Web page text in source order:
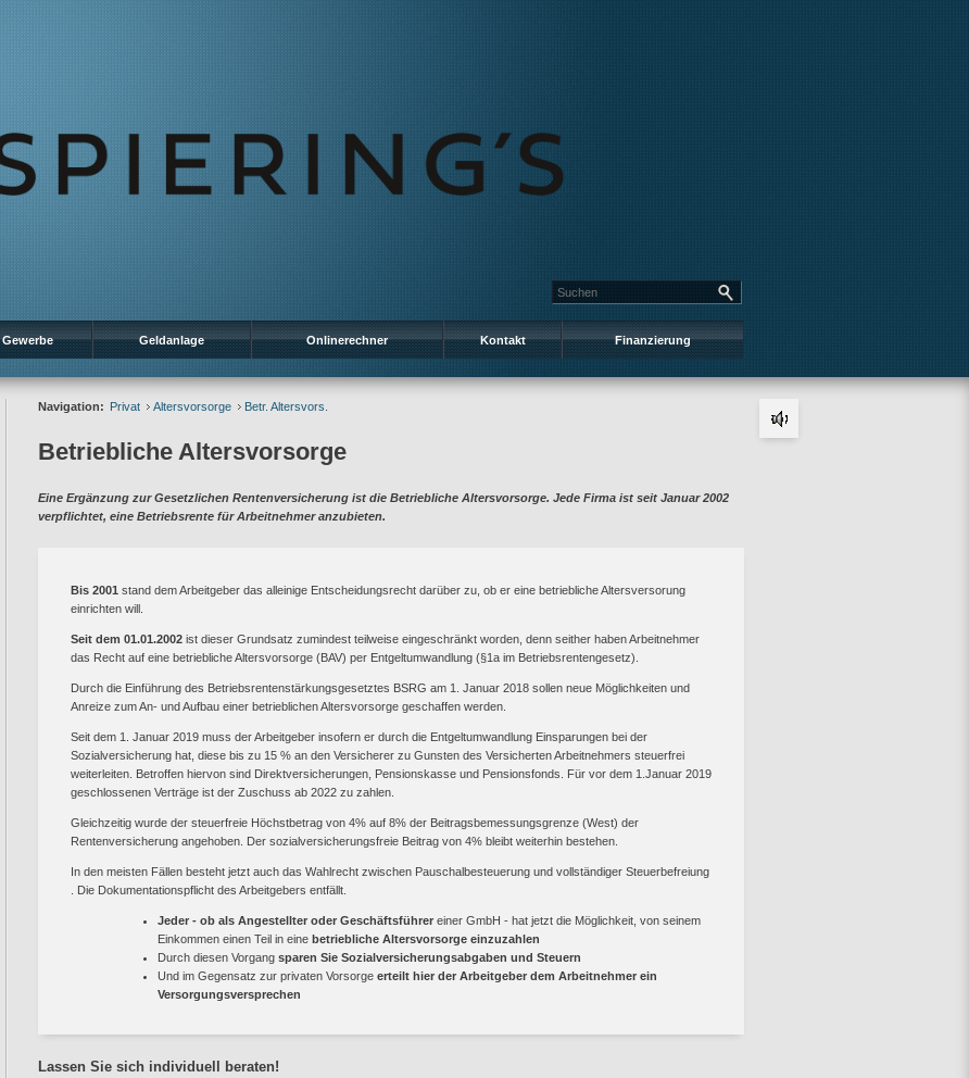
Gewerbe Geldanlage Onlinerechner Kontakt Finanzierung
Navigation: Privat Altersvorsorge Betr. Altersvors.
Betriebliche Altersvorsorge
Eine Ergänzung zur Gesetzlichen Rentenversicherung ist die Betriebliche Altersvorsorge. Jede Firma ist seit Januar 2002
verpflichtet, eine Betriebsrente für Arbeitnehmer anzubieten.
Bis 2001 stand dem Arbeitgeber das alleinige Entscheidungsrecht darüber zu, ob er eine betriebliche Altersversorung
einrichten will.
Seit dem 01.01.2002 ist dieser Grundsatz zumindest teilweise eingeschränkt worden, denn seither haben Arbeitnehmer
das Recht auf eine betriebliche Altersvorsorge (BAV) per Entgeltumwandlung (§1a im Betriebsrentengesetz).
Durch die Einführung des Betriebsrentenstärkungsgesetztes BSRG am 1. Januar 2018 sollen neue Möglichkeiten und
Anreize zum An- und Aufbau einer betrieblichen Altersvorsorge geschaffen werden.
Seit dem 1. Januar 2019 muss der Arbeitgeber insofern er durch die Entgeltumwandlung Einsparungen bei der
Sozialversicherung hat, diese bis zu 15 % an den Versicherer zu Gunsten des Versicherten Arbeitnehmers steuerfrei
weiterleiten. Betroffen hiervon sind Direktversicherungen, Pensionskasse und Pensionsfonds. Für vor dem 1.Januar 2019
geschlossenen Verträge ist der Zuschuss ab 2022 zu zahlen.
Gleichzeitig wurde der steuerfreie Höchstbetrag von 4% auf 8% der Beitragsbemessungsgrenze (West) der
Rentenversicherung angehoben. Der sozialversicherungsfreie Beitrag von 4% bleibt weiterhin bestehen.
In den meisten Fällen besteht jetzt auch das Wahlrecht zwischen Pauschalbesteuerung und vollständiger Steuerbefreiung
. Die Dokumentationspflicht des Arbeitgebers entfällt.
Jeder - ob als Angestellter oder Geschäftsführer einer GmbH - hat jetzt die Möglichkeit, von seinem
Einkommen einen Teil in eine betriebliche Altersvorsorge einzuzahlen
Durch diesen Vorgang sparen Sie Sozialversicherungsabgaben und Steuern
Und im Gegensatz zur privaten Vorsorge erteilt hier der Arbeitgeber dem Arbeitnehmer ein
Versorgungsversprechen
Lassen Sie sich individuell beraten!